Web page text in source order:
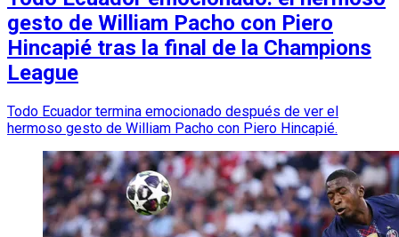
gesto de William Pacho con Piero
Hincapié tras la final de la Champions
League
Todo Ecuador termina emocionado después de ver el
hermoso gesto de William Pacho con Piero Hincapié.